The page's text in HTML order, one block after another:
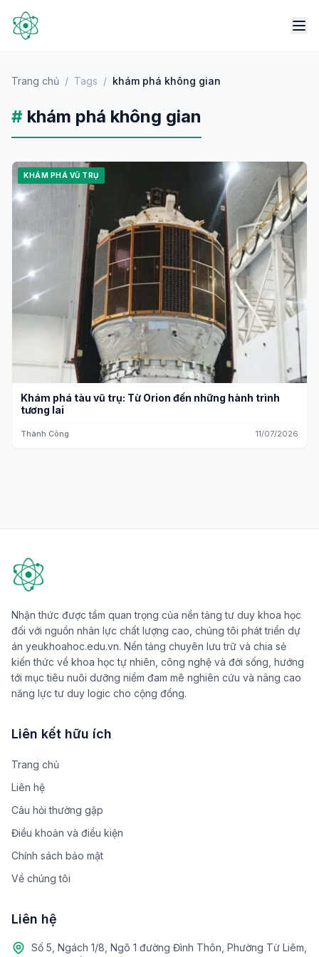
Trang chủ / Tags / khám phá không gian
# khám phá không gian
KHÁM PHÁ VŨ TRỤ
Khám phá tàu vũ trụ: Từ Orion đến những hành trình
tương lai
Thành Công 11/07/2026
Nhận thức được tầm quan trọng của nền tảng tư duy khoa học
đối với nguồn nhân lực chất lượng cao, chúng tôi phát triển dự
án yeukhoahoc.edu.vn. Nền tảng chuyên lưu trữ và chia sẻ
kiến thức về khoa học tự nhiên, công nghệ và đời sống, hướng
tới mục tiêu nuôi dưỡng niềm đam mê nghiên cứu và nâng cao
năng lực tư duy logic cho cộng đồng.
Liên kết hữu ích
Trang chủ
Liên hệ
Câu hỏi thường gặp
Điều khoản và điều kiện
Chính sách bảo mật
Về chúng tôi
Liên hệ
Số 5, Ngách 1/8, Ngõ 1 đường Đình Thôn, Phường Từ Liêm,